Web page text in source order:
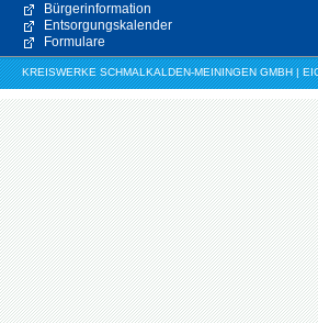
Bürgerinformation
Entsorgungskalender
Formulare
KREISWERKE SCHMALKALDEN-MEININGEN GMBH |